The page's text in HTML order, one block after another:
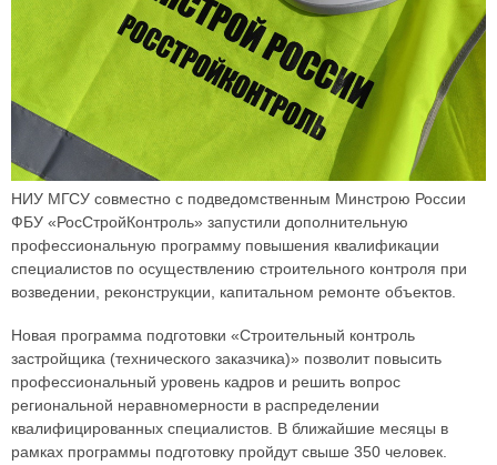
НИУ МГСУ совместно с подведомственным Минстрою России
ФБУ «РосСтройКонтроль» запустили дополнительную
профессиональную программу повышения квалификации
специалистов по осуществлению строительного контроля при
возведении, реконструкции, капитальном ремонте объектов.
Новая программа подготовки «Строительный контроль
застройщика (технического заказчика)» позволит повысить
профессиональный уровень кадров и решить вопрос
региональной неравномерности в распределении
квалифицированных специалистов. В ближайшие месяцы в
рамках программы подготовку пройдут свыше 350 человек.